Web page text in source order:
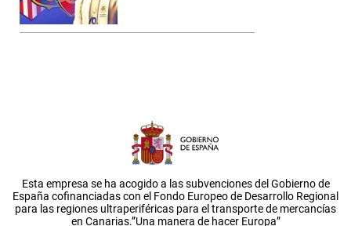
Esta empresa se ha acogido a las subvenciones del Gobierno de
España cofinanciadas con el Fondo Europeo de Desarrollo Regional
para las regiones ultraperiféricas para el transporte de mercancías
en Canarias.”Una manera de hacer Europa”